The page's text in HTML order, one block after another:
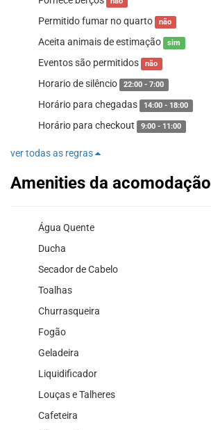
Permitido fumar no quarto não
Aceita animais de estimação sim
Eventos são permitidos não
Horario de silêncio 22:00 - 7:00
Horário para chegadas 14:00 - 18:00
Horário para checkout 9:00 - 11:00
ver todas as regras
Amenities da acomodação
Água Quente
Ducha
Secador de Cabelo
Toalhas
Churrasqueira
Fogão
Geladeira
Liquidificador
Louças e Talheres
Cafeteira